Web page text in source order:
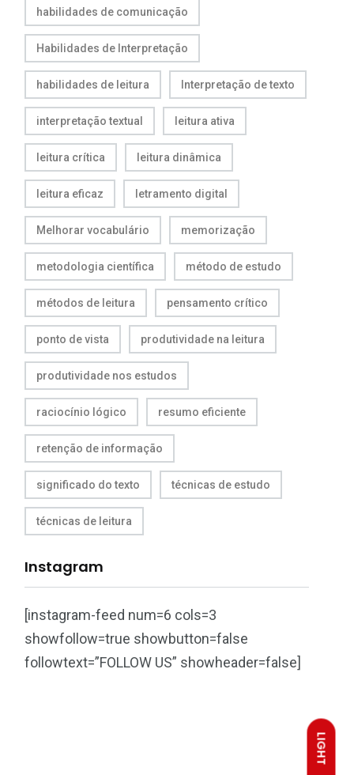
LIGHT
habilidades de comunicação
Habilidades de Interpretação
habilidades de leitura Interpretação de texto
interpretação textual leitura ativa
leitura crítica leitura dinâmica
leitura eficaz letramento digital
Melhorar vocabulário memorização
metodologia científica método de estudo
métodos de leitura pensamento crítico
ponto de vista produtividade na leitura
produtividade nos estudos
raciocínio lógico resumo eficiente
retenção de informação
significado do texto técnicas de estudo
técnicas de leitura
Instagram
[instagram-feed num=6 cols=3
showfollow=true showbutton=false
followtext=”FOLLOW US” showheader=false]